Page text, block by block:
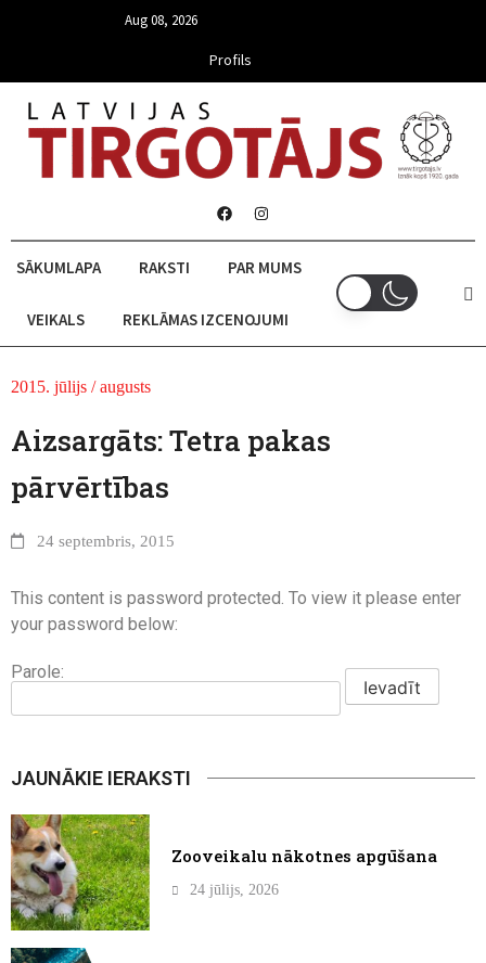
Aug 08, 2026
Profils
SĀKUMLAPA RAKSTI PAR MUMS
VEIKALS REKLĀMAS IZCENOJUMI
2015. jūlijs / augusts
Aizsargāts: Tetra pakas
pārvērtības
24 septembris, 2015
This content is password protected. To view it please enter
your password below:
Parole:
JAUNĀKIE IERAKSTI
Zooveikalu nākotnes apgūšana
24 jūlijs, 2026